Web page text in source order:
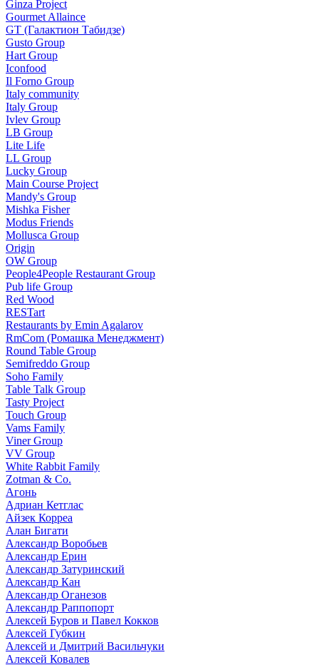
Ginza Project
Gourmet Allaince
GT (Галактион Табидзе)
Gusto Group
Hart Group
Iconfood
Il Forno Group
Italy community
Italy Group
Ivlev Group
LB Group
Lite Life
LL Group
Lucky Group
Main Course Project
Mandy's Group
Mishka Fisher
Modus Friends
Mollusca Group
Origin
OW Group
People4People Restaurant Group
Pub life Group
Red Wood
RESTart
Restaurants by Emin Agalarov
RmCom (Ромашка Менеджмент)
Round Table Group
Semifreddo Group
Soho Family
Table Talk Group
Tasty Project
Touch Group
Vams Family
Viner Group
VV Group
White Rabbit Family
Zotman & Co.
Агонь
Адриан Кетглас
Айзек Корреа
Алан Бигати
Александр Воробьев
Александр Ерин
Александр Затуринский
Александр Кан
Александр Оганезов
Александр Раппопорт
Алексей Буров и Павел Кокков
Алексей Губкин
Алексей и Дмитрий Васильчуки
Алексей Ковалев